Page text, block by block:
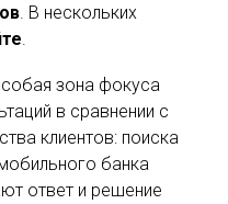
. В нескольких
.
зона фокуса
в сравнении с
клиентов: поиска
банка
ответ и решение